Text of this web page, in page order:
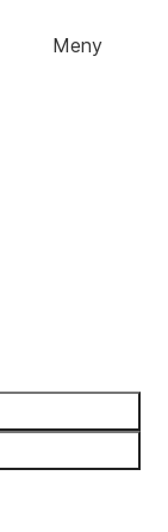
Meny